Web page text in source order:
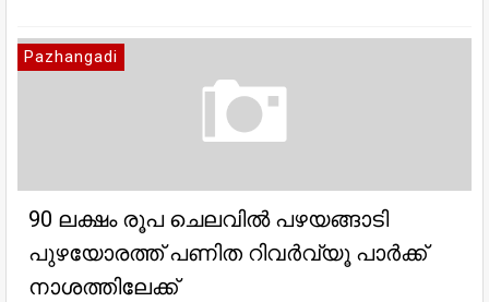
Pazhangadi
90 ലക്ഷം രൂപ ചെലവിൽ പഴയങ്ങാടി
പുഴയോരത്ത് പണിത റിവർവ്യൂ പാർക്ക്
നാശത്തിലേക്ക്